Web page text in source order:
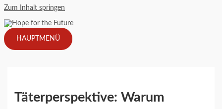
Zum Inhalt springen
HAUPTMENÜ
Täterperspektive: Warum